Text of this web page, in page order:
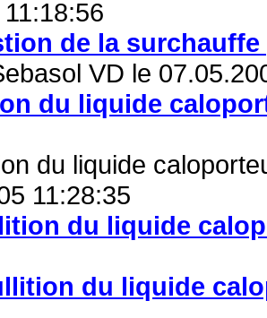
de la
VD le
du liquide
liquide
11:28:35
du liquide
du liquide